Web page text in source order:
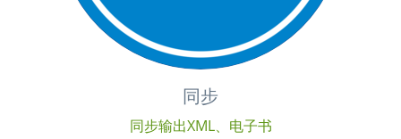
同步
同步输出XML、电子书